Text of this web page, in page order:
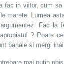
fac in viitor, cum
marete. Lumea
Fac la
? Poate
banale si mergi
mai putin